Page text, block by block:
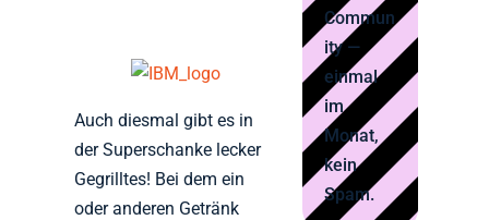
Auch diesmal gibt es in
der Superschanke lecker
Gegrilltes! Bei dem ein
oder anderen Getränk
Commun
ity —
einmal
im
Monat,
kein
Spam.